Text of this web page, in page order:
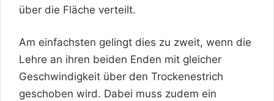
über die Fläche verteilt.
Am einfachsten gelingt dies zu zweit, wenn die
Lehre an ihren beiden Enden mit gleicher
Geschwindigkeit über den Trockenestrich
geschoben wird. Dabei muss zudem ein